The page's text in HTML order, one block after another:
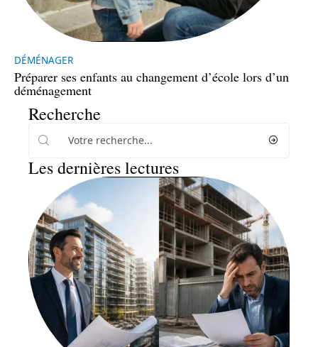
DÉMÉNAGER
Préparer ses enfants au changement d’école lors d’un
déménagement
Recherche
Les dernières lectures